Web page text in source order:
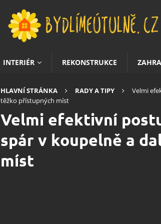
INTERIÉR REKONSTRUKCE
HLAVNÍ STRÁNKA RADY A TIPY
Velmi
těžko přístupných míst
Velmi efektivní
spár v koupelně a
míst